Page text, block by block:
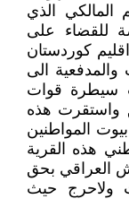
المالكي الذي
للقضاء على
كوردستان
الى
سيطرة قوات
واستقرت هذه
المواطنين
هذه القرية
العراقي بحق
ولاحرج حيث